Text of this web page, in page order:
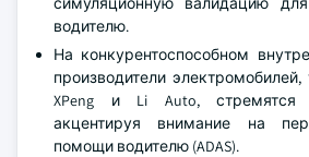
водителю.
На конкурентоспособном
производители электромобилей,
XPeng и Li Auto, стремятся
акцентируя внимание на
помощи водителю (ADAS).